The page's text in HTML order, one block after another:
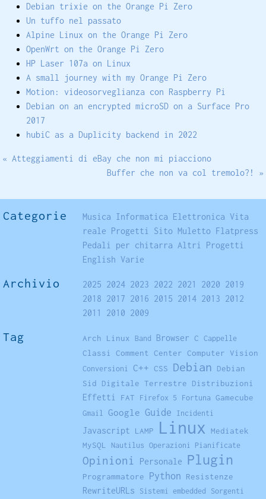
Debian trixie on the Orange Pi Zero
Un tuffo nel passato
Alpine Linux on the Orange Pi Zero
OpenWrt on the Orange Pi Zero
HP Laser 107a on Linux
A small journey with my Orange Pi Zero
Motion: videosorveglianza con Raspberry Pi
Debian on an encrypted microSD on a Surface Pro
2017
hubiC as a Duplicity backend in 2022
« Atteggiamenti di eBay che non mi piacciono
Buffer che non va col tremolo?! »
Categorie Musica Informatica Elettronica Vita
reale Progetti Sito Muletto Flatpress
Pedali per chitarra Altri Progetti
English Varie
Archivio 2025 2024 2023 2022 2021 2020 2019
2018 2017 2016 2015 2014 2013 2012
2011
2010 2009
Tag Arch Linux Band Browser C Cappelle
Classi Comment Center Computer Vision
Conversioni C++ CSS Debian
Debian
Sid
Digitale Terrestre
Distribuzioni
Effetti
FAT Firefox 5 Fortuna Gamecube
Gmail Google Guide Incidenti
Javascript LAMP Linux
Mediatek
MySQL
Nautilus Operazioni Pianificate
Opinioni Personale Plugin
Programmatore Python Resistenze
RewriteURLs Sistemi embedded Sorgenti